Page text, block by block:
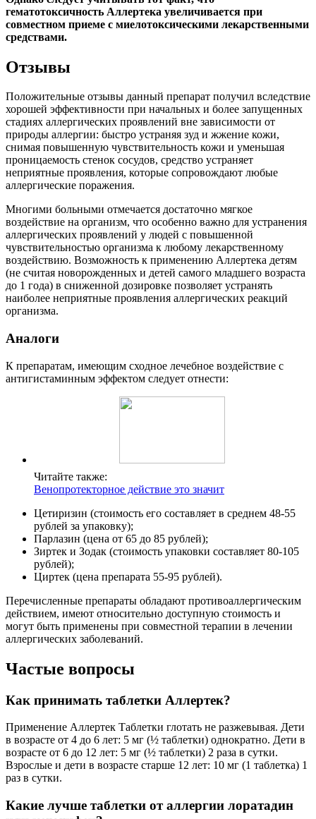
гематотоксичность Аллертека увеличивается при
совместном приеме с миелотоксическими лекарственными
средствами.
Отзывы
Положительные отзывы данный препарат получил вследствие
хорошей эффективности при начальных и более запущенных
стадиях аллергических проявлений вне зависимости от
природы аллергии: быстро устраняя зуд и жжение кожи,
снимая повышенную чувствительность кожи и уменьшая
проницаемость стенок сосудов, средство устраняет
неприятные проявления, которые сопровождают любые
аллергические поражения.
Многими больными отмечается достаточно мягкое
воздействие на организм, что особенно важно для устранения
аллергических проявлений у людей с повышенной
чувствительностью организма к любому лекарственному
воздействию. Возможность к применению Аллертека детям
(не считая новорожденных и детей самого младшего возраста
до 1 года) в сниженной дозировке позволяет устранять
наиболее неприятные проявления аллергических реакций
организма.
Аналоги
К препаратам, имеющим сходное лечебное воздействие с
антигистаминным эффектом следует отнести:
Читайте также:
Венопротекторное действие это значит
Цетиризин (стоимость его составляет в среднем 48-55
рублей за упаковку);
Парлазин (цена от 65 до 85 рублей);
Зиртек и Зодак (стоимость упаковки составляет 80-105
рублей);
Циртек (цена препарата 55-95 рублей).
Перечисленные препараты обладают противоаллергическим
действием, имеют относительно доступную стоимость и
могут быть применены при совместной терапии в лечении
аллергических заболеваний.
Частые вопросы
Как принимать таблетки Аллертек?
Применение Аллертек Таблетки глотать не разжевывая. Дети
в возрасте от 4 до 6 лет: 5 мг (½ таблетки) однократно. Дети в
возрасте от 6 до 12 лет: 5 мг (½ таблетки) 2 раза в сутки.
Взрослые и дети в возрасте старше 12 лет: 10 мг (1 таблетка) 1
раз в сутки.
Какие лучше таблетки от аллергии лоратадин